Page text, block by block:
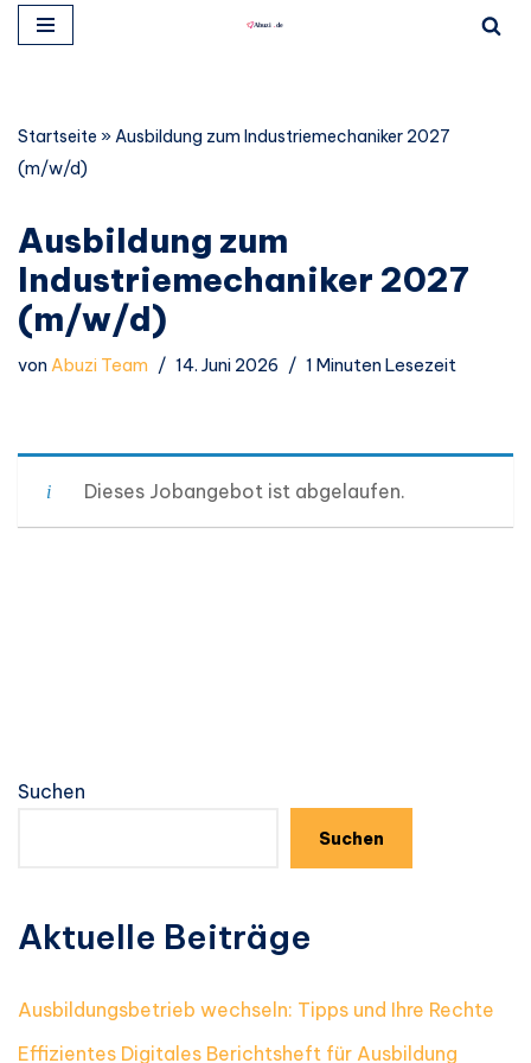
springen
Startseite »Ausbildung zum Industriemechaniker 2027
(m/w/d)
Ausbildung zum
Industriemechaniker 2027
(m/w/d)
vonAbuzi Team 14. Juni 2026 1 Minuten Lesezeit
Dieses Jobangebot ist abgelaufen.
Suchen
Suchen
Aktuelle Beiträge
Ausbildungsbetrieb wechseln: Tipps und Ihre Rechte
Effizientes Digitales Berichtsheft für Ausbildung